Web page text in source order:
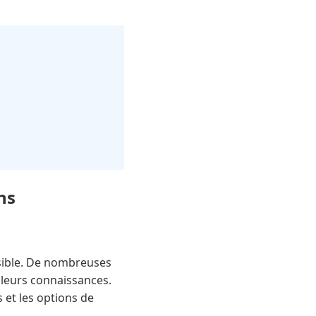
De nombreuses
connaissances.
et les options de